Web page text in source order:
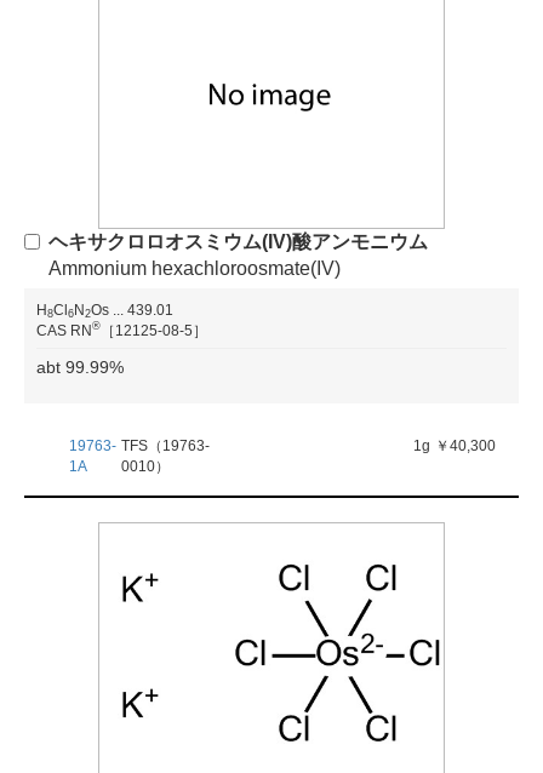
ヘキサクロロオスミウム(IV)酸アンモニウム
Ammonium hexachloroosmate(IV)
H 8Cl 6 N 2Os ... 439.01
CAS RN ® ［12125-08-5］
abt 99.99%
19763-
1A
TFS（19763-
0010）
1g ￥40,300